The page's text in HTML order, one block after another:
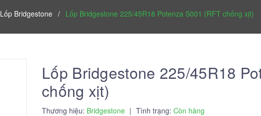
Lốp Bridgestone / Lốp Bridgestone 225/45R18 Potenza S001 (RFT chống xịt)
Lốp Bridgestone 225/45R18
chống xịt)
Thương hiệu: Bridgestone | Tình trạng: Còn hàng